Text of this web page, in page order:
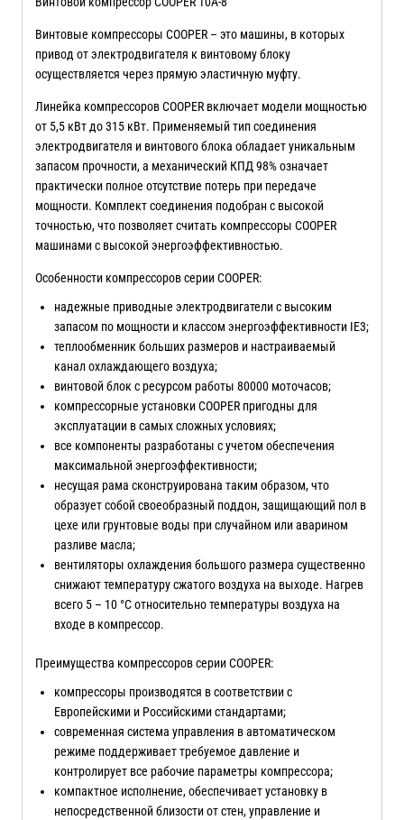
Винтовые компрессоры COOPER – это машины, в которых
привод от электродвигателя к винтовому блоку
осуществляется через прямую эластичную муфту.
Линейка компрессоров COOPER включает модели мощностью
от 5,5 кВт до 315 кВт. Применяемый тип соединения
электродвигателя и винтового блока обладает уникальным
запасом прочности, а механический КПД 98% означает
практически полное отсутствие потерь при передаче
мощности. Комплект соединения подобран с высокой
точностью, что позволяет считать компрессоры COOPER
машинами с высокой энергоэффективностью.
Особенности компрессоров серии COOPER:
надежные приводные электродвигатели с высоким
запасом по мощности и классом энергоэффективности IE3;
теплообменник больших размеров и настраиваемый
канал охлаждающего воздуха;
винтовой блок с ресурсом работы 80000 моточасов;
компрессорные установки COOPER пригодны для
эксплуатации в самых сложных условиях;
все компоненты разработаны с учетом обеспечения
максимальной энергоэффективности;
несущая рама сконструирована таким образом, что
образует собой своеобразный поддон, защищающий пол в
цехе или грунтовые воды при случайном или аварином
разливе масла;
вентиляторы охлаждения большого размера существенно
снижают температуру сжатого воздуха на выходе. Нагрев
всего 5 – 10 °С относительно температуры воздуха на
входе в компрессор.
Преимущества компрессоров серии COOPER:
компрессоры производятся в соответствии с
Европейскими и Российскими стандартами;
современная система управления в автоматическом
режиме поддерживает требуемое давление и
контролирует все рабочие параметры компрессора;
компактное исполнение, обеспечивает установку в
непосредственной близости от стен, управление и